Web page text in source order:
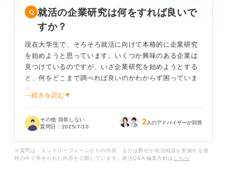
就活の企業研究は何をすれば良いで
すか？
現在大学生で、そろそろ就活に向けて本格的に企業研究
を始めようと思っています。いくつか興味のある企業は
見つけているのですが、いざ企業研究を始めようとする
と、何をどこまで調べれば良いのかわからず困っていま
す。
な情報源があるのは知っているのですが、具体的にどの
⋯続きを読む▼
その他 回答しない
質問日： 2025/7/10 2 人のアドバイザーが回答
※質問は、エントリーフォームからの内容、または弊社が就活相談を実施する過
程の中で寄せられた内容を公開しています。就活Q&A 編集方針は こちら